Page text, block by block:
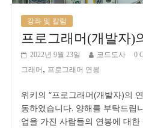
강좌 및 칼럼
프로그래머(개발자)
2022년 9월 23일 코드도사 0
그래머 , 프로그래머 연봉
위키의 “프로그래머(개발자)의
동하였습니다. 양해를 부탁드립
업을 가진 사람들의 연봉에 대한